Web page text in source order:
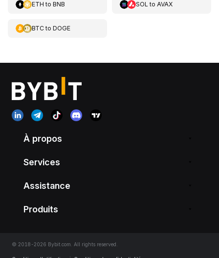
ETH to BNB SOL to AVAX
BTCto DOGE
À propos
Services
Assistance
Produits
© 2018-2026 Bybit.com. All rights reserved.